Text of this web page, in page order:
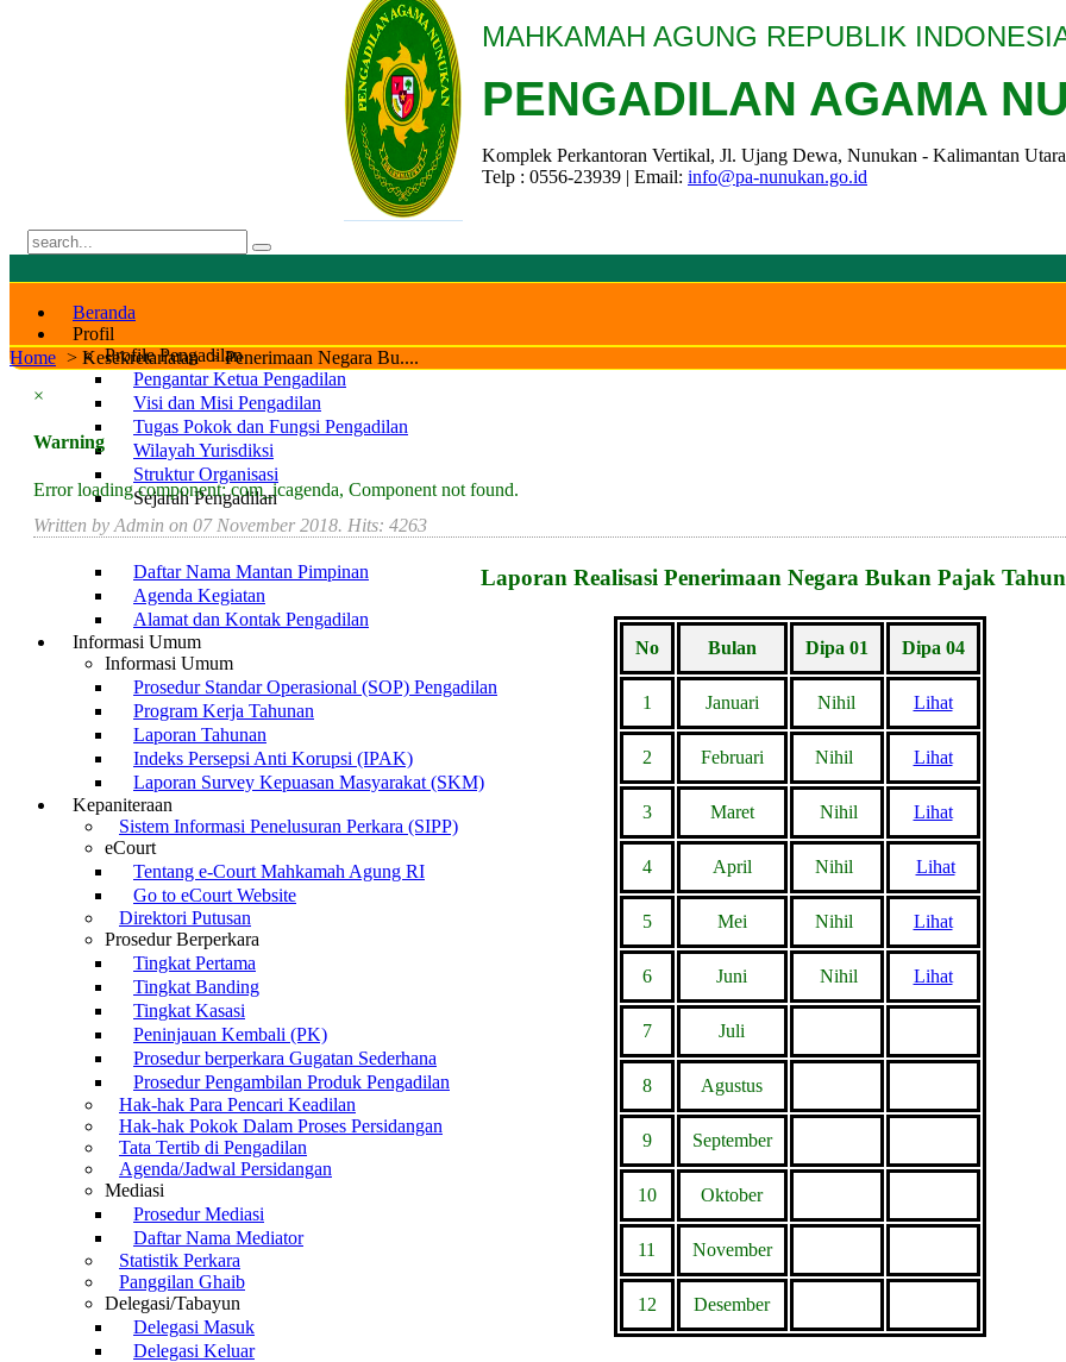
MAHKAMAH AGUNG REPUBLIK
PENGADILAN AGAMA
Komplek Perkantoran Vertikal, Jl. Ujang Dewa, Nunukan - Kalimantan
Telp : 0556-23939 | Email: info@pa-nunukan.go.id
Beranda
Profil
Profile Pengadilan
Pengantar Ketua Pengadilan
Visi dan Misi Pengadilan
Tugas Pokok dan Fungsi Pengadilan
Wilayah Yurisdiksi
Struktur Organisasi
Sejarah Pengadilan
Tanggal Pembentukan Pengadilan Agama Nunukan
Daftar Nama Mantan Pimpinan
Agenda Kegiatan
Alamat dan Kontak Pengadilan
Informasi Umum
Informasi Umum
Prosedur Standar Operasional (SOP) Pengadilan
Program Kerja Tahunan
Laporan Tahunan
Indeks Persepsi Anti Korupsi (IPAK)
Laporan Survey Kepuasan Masyarakat (SKM)
Kepaniteraan
Sistem Informasi Penelusuran Perkara (SIPP)
eCourt
Tentang e-Court Mahkamah Agung RI
Go to eCourt Website
Direktori Putusan
Prosedur Berperkara
Tingkat Pertama
Tingkat Banding
Tingkat Kasasi
Peninjauan Kembali (PK)
Prosedur berperkara Gugatan Sederhana
Prosedur Pengambilan Produk Pengadilan
Hak-hak Para Pencari Keadilan
Hak-hak Pokok Dalam Proses Persidangan
Tata Tertib di Pengadilan
Agenda/Jadwal Persidangan
Mediasi
Prosedur Mediasi
Daftar Nama Mediator
Statistik Perkara
Panggilan Ghaib
Delegasi/Tabayun
Delegasi Masuk
Delegasi Keluar
Home > Kesekretariatan >Penerimaan Negara Bu....
×
Warning
Error loading component: com_icagenda, Component not found.
Written by Admin on 07 November 2018. Hits: 4263
Laporan Realisasi Penerimaan Negara Bukan Pajak
No Bulan Dipa 01 Dipa 04
1 Januari Nihil Lihat
2 Februari Nihil Lihat
3 Maret Nihil Lihat
4 April Nihil Lihat
5 Mei Nihil Lihat
6 Juni Nihil Lihat
7 Juli
8 Agustus
9 September
10 Oktober
11 November
12 Desember